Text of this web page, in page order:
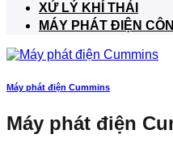
XỬ LÝ KHÍ THẢI
MÁY PHÁT ĐIỆN
Máy phát điện Cummins
Máy phát điện